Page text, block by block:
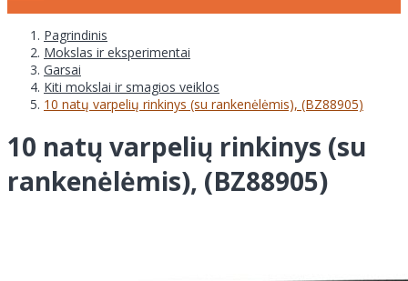
Pagrindinis
Mokslas ir eksperimentai
Garsai
Kiti mokslai ir smagios veiklos
10 natų varpelių rinkinys (su rankenėlėmis), (BZ88905)
10 natų varpelių rinkinys (su
rankenėlėmis), (BZ88905)